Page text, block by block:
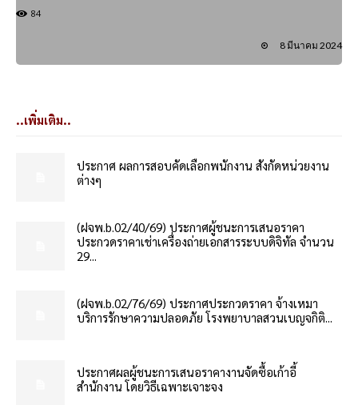
84
8 มีนาคม 2024
..เพิ่มเติม..
ประกาศ ผลการสอบคัดเลือกพนักงาน สังกัดหน่วยงาน
ต่างๆ
(ฝจพ.b.02/40/69) ประกาศผู้ชนะการเสนอราคา
ประกวดราคาเช่าเครื่องถ่ายเอกสารระบบดิจิทัล จำนวน
29...
(ฝจพ.b.02/76/69) ประกาศประกวดราคา จ้างเหมา
บริการรักษาความปลอดภัย โรงพยาบาลสวนเบญจกิติ...
ประกาศผลผู้ชนะการเสนอราคางานจัดซื้อเก้าอี้
สำนักงาน โดยวิธีเฉพาะเจาะจง